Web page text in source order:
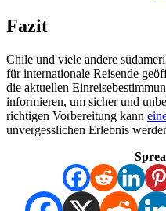
Fazit
Chile und viele andere
für internationale Reisende
die aktuellen
informieren, um sicher und
richtigen Vorbereitung kann
unvergesslichen Erlebnis